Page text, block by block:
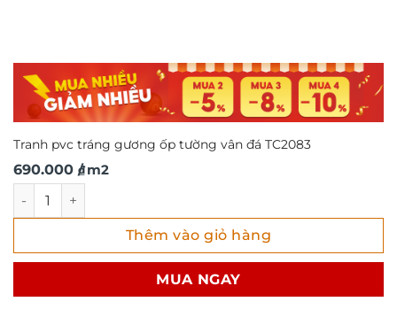
Tranh pvc tráng gương ốp tường vân đá TC2083
690.000 ₫
/ m2
Tranh pvc tráng gương ốp tường vân đá TC2083 số lượng
Thêm vào giỏ hàng
MUA NGAY